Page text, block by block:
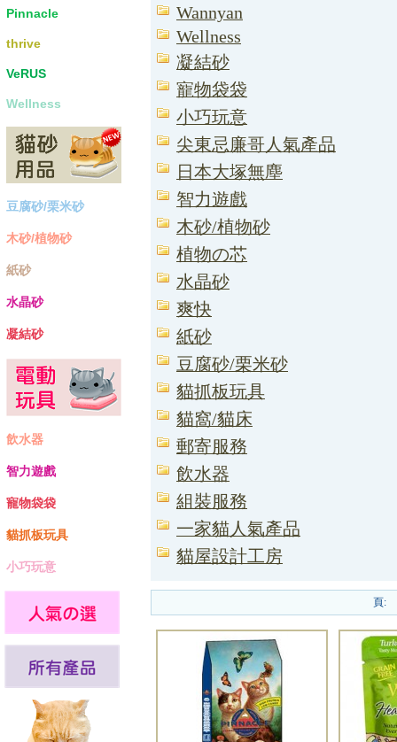
Pinnacle
thrive
VeRUS
Wellness
豆腐砂/栗米砂
木砂/植物砂
紙砂
水晶砂
凝結砂
飲水器
智力遊戲
寵物袋袋
貓抓板玩具
小巧玩意
Wannyan
Wellness
凝結砂
寵物袋袋
小巧玩意
尖東忌廉哥人氣產品
日本大塚無塵
智力遊戲
木砂/植物砂
植物の芯
水晶砂
爽快
紙砂
豆腐砂/栗米砂
貓抓板玩具
貓窩/貓床
郵寄服務
飲水器
組裝服務
一家貓人氣產品
貓屋設計工房
頁: